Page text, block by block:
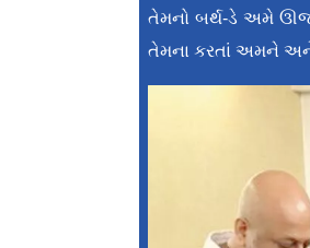
તેમનો બર્થ-ડે અમે
તેમના કરતાં અમને